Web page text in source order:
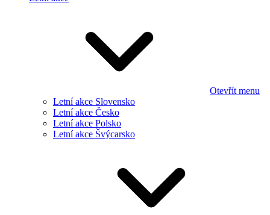
Otevřít menu
Letní akce Slovensko
Letní akce Česko
Letní akce Polsko
Letní akce Švýcarsko